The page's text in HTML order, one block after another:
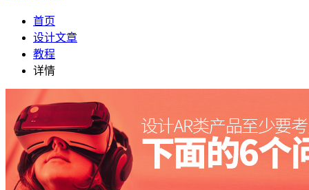
首页
设计文章
教程
详情